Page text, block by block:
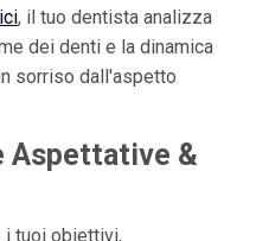
, il tuo dentista analizza
dei denti e la dinamica
sorriso dall'aspetto
Aspettative &
i tuoi obiettivi,